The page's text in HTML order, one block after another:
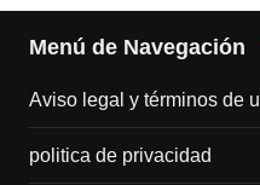
Menú de Navegación
Aviso legal y términos de
politica de privacidad